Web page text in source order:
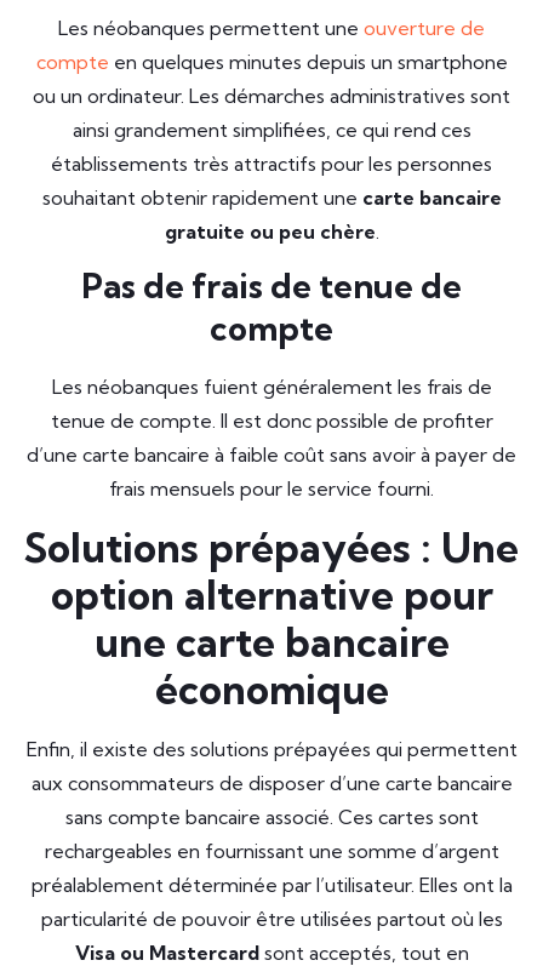
Les néobanques permettent une ouverture de
compte en quelques minutes depuis un smartphone
ou un ordinateur. Les démarches administratives sont
ainsi grandement simplifiées, ce qui rend ces
établissements très attractifs pour les personnes
souhaitant obtenir rapidement une carte bancaire
gratuite ou peu chère
Pas de frais de tenue de
compte
Les néobanques fuient généralement les frais de
tenue de compte. Il est donc possible de profiter
d’une carte bancaire à faible coût sans avoir à payer de
frais mensuels pour le service fourni.
Solutions prépayées : Une
option alternative pour
une carte bancaire
économique
Enfin, il existe des solutions prépayées qui permettent
aux consommateurs de disposer d’une carte bancaire
sans compte bancaire associé. Ces cartes sont
rechargeables en fournissant une somme d’argent
préalablement déterminée par l’utilisateur. Elles ont la
particularité de pouvoir être utilisées partout où les
Visa ou Mastercardsont acceptés, tout en